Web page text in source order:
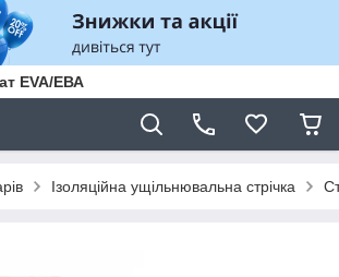
EVA/ЕВА
Ізоляційна ущільнювальна стрічка